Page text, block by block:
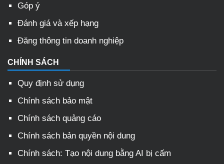
Góp ý
Đánh giá và xếp hạng
Đăng thông tin doanh nghiệp
CHÍNH SÁCH
Quy định sử dụng
Chính sách bảo mật
Chính sách quảng cáo
Chính sách bản quyền nội dung
Chính sách: Tạo nội dung bằng AI bị cấm